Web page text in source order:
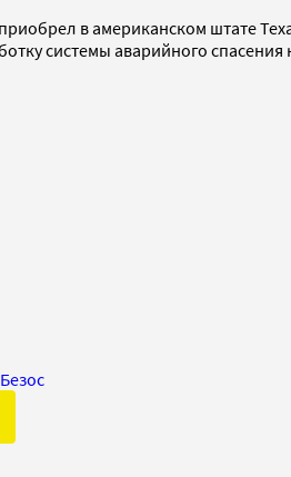
в американском штате
системы аварийного спасения